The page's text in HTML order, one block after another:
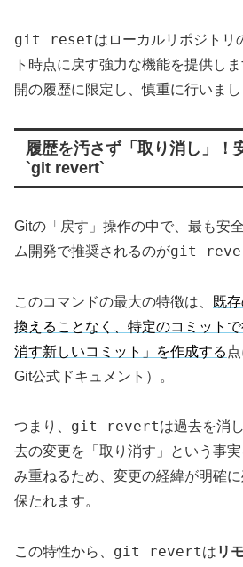
git resetはローカルリポジトリ
ト時点に戻す強力な機能を提供し
開の履歴に限定し、慎重に行いまし
履歴を汚さず「取り消し」！
`git revert`
Gitの「戻す」操作の中で、最も安
ム開発で推奨されるのがgit
このコマンドの最大の特徴は、
既
換えることなく、特定のコミット
消す新しいコミット」を作成する
Git公式ドキュメント）。
つまり、 git revertは過去を消
去の変更を「取り消す」という事
み重ねるため、変更の経緯が明確
保たれます。
この特性から、 git revertは リ